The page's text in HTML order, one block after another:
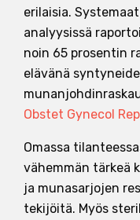
erilaisia.
analyysissä
noin 65 prosentin
elävänä
Obstet Gynecol
Omassa
vähemmän tärkeä
ja munasarjojen
tekijöitä. Myös